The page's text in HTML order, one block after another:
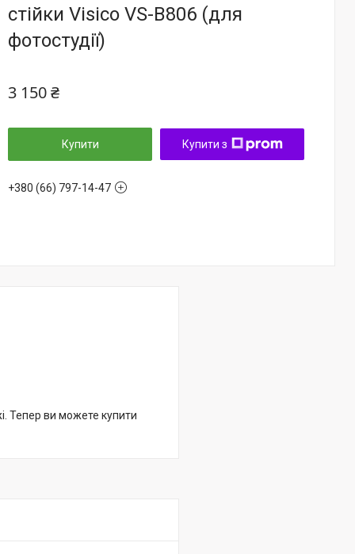
стійки Visico VS-B806 (для
фотостудії)
3 150 ₴
Купити Купити з
+380 (66) 797-14-47
Тепер ви можете купити